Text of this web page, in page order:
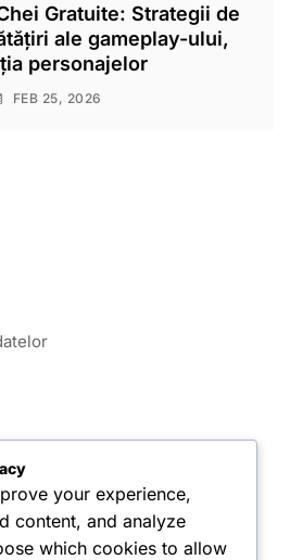
Gratuite: Strategii de
ale gameplay-ului,
personajelor
FEB 25, 2026
your experience,
content, and analyze
which cookies to allow